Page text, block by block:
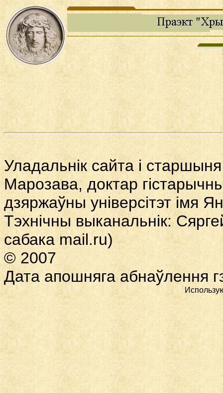
Уладальнік сайта і
Марозава, доктар
дзяржаўны універсітэт імя
Тэхнічны выканальнік:
сабака mail.ru)
© 2007
Дата апошняга абнаўлення